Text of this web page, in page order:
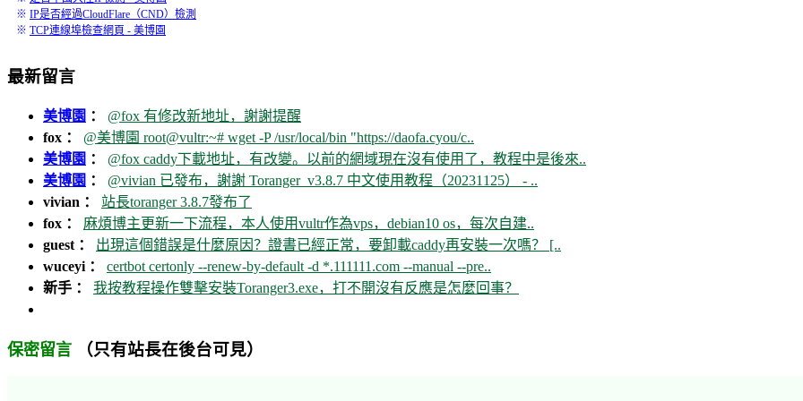
※ IP是否經過CloudFlare（CND）檢測
※ TCP連線埠檢查網頁 - 美博園
最新留言
美博園 ： @fox 有修改新地址，謝謝提醒
fox ： @美博園 root@vultr:~# wget -P /usr/local/bin "https://daofa.cyou/c..
美博園 ： @fox caddy下載地址，有改變。以前的網域現在沒有使用了，教程中是後來..
美博園 ： @vivian 已發布，謝謝 Toranger_v3.8.7 中文使用教程（20231125） - ..
vivian ： 站長toranger 3.8.7發布了
fox ： 麻煩博主更新一下流程，本人使用vultr作為vps，debian10 os，每次自建..
guest ： 出現這個錯誤是什麼原因？證書已經正常，要卸載caddy再安裝一次嗎？ [..
wuceyi ： certbot certonly --renew-by-default -d *.111111.com --manual --pre..
新手 ： 我按教程操作雙擊安裝Toranger3.exe，打不開沒有反應是怎麼回事？
保密留言 （只有站長在後台可見）